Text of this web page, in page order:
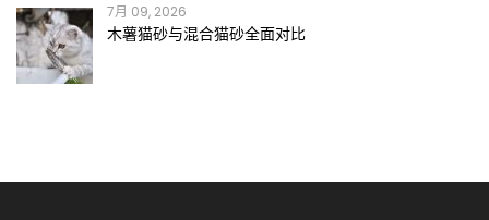
7月 09, 2026
木薯猫砂与混合猫砂全面对比